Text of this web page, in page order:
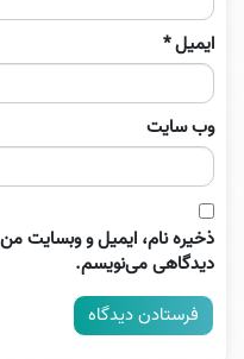
ایمیل*
وب‌ سایت
ذخیره نام، ایمیل و وبسایت من
دیدگاهی می‌نویسم.